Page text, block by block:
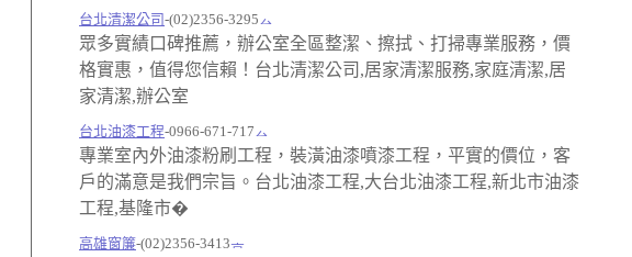
台北清潔公司-(02)2356-3295
眾多實績口碑推薦，辦公室全區整潔、擦拭、打掃專業服務，價
格實惠，值得您信賴！台北清潔公司,居家清潔服務,家庭清潔,居
家清潔,辦公室
台北油漆工程-0966-671-717
專業室內外油漆粉刷工程，裝潢油漆噴漆工程，平實的價位，客
戶的滿意是我們宗旨。台北油漆工程,大台北油漆工程,新北市油漆
工程,基隆市�
高雄窗簾-(02)2356-3413